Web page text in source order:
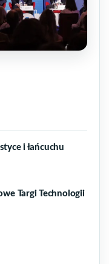
i łańcuchu
Targi Technologii